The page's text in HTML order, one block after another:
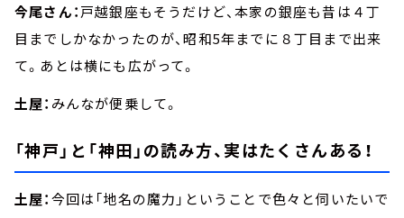
今尾さん：戸越銀座もそうだけど、本家の銀座も昔は４丁
目までしかなかったのが、昭和5年までに８丁目まで出来
て。あとは横にも広がって。
土屋： みんなが便乗して。
「神戸」と「神田」の読み方、実はたくさんある！
土屋：今回は「地名の魔力」ということで色々と伺いたいで